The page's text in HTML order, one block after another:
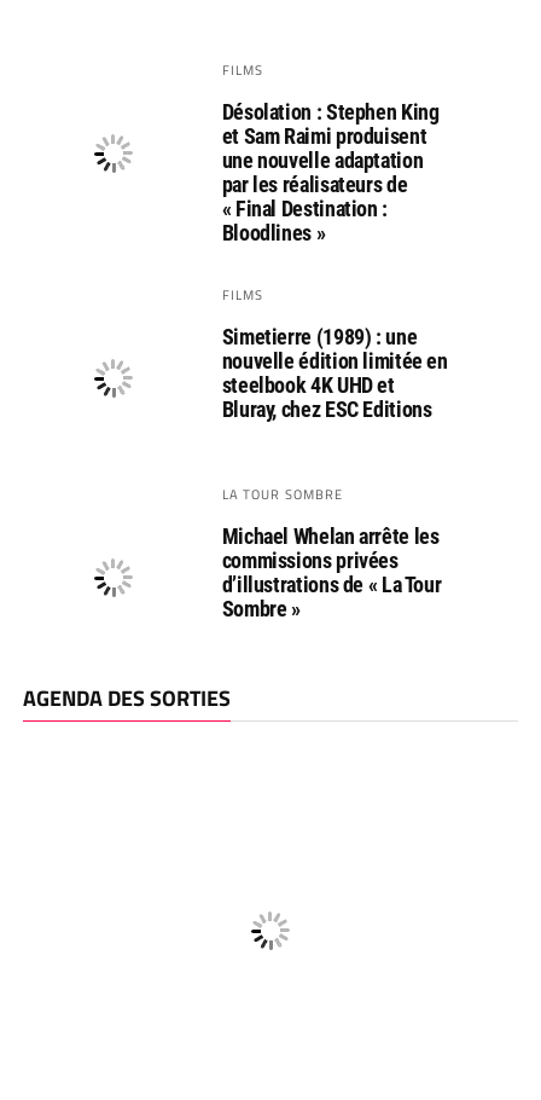
FILMS
Désolation : Stephen King
et Sam Raimi produisent
une nouvelle adaptation
par les réalisateurs de
« Final Destination :
Bloodlines »
FILMS
Simetierre (1989) : une
nouvelle édition limitée en
steelbook 4K UHD et
Bluray, chez ESC Editions
LA TOUR SOMBRE
Michael Whelan arrête les
commissions privées
d’illustrations de « La Tour
Sombre »
AGENDA DES SORTIES